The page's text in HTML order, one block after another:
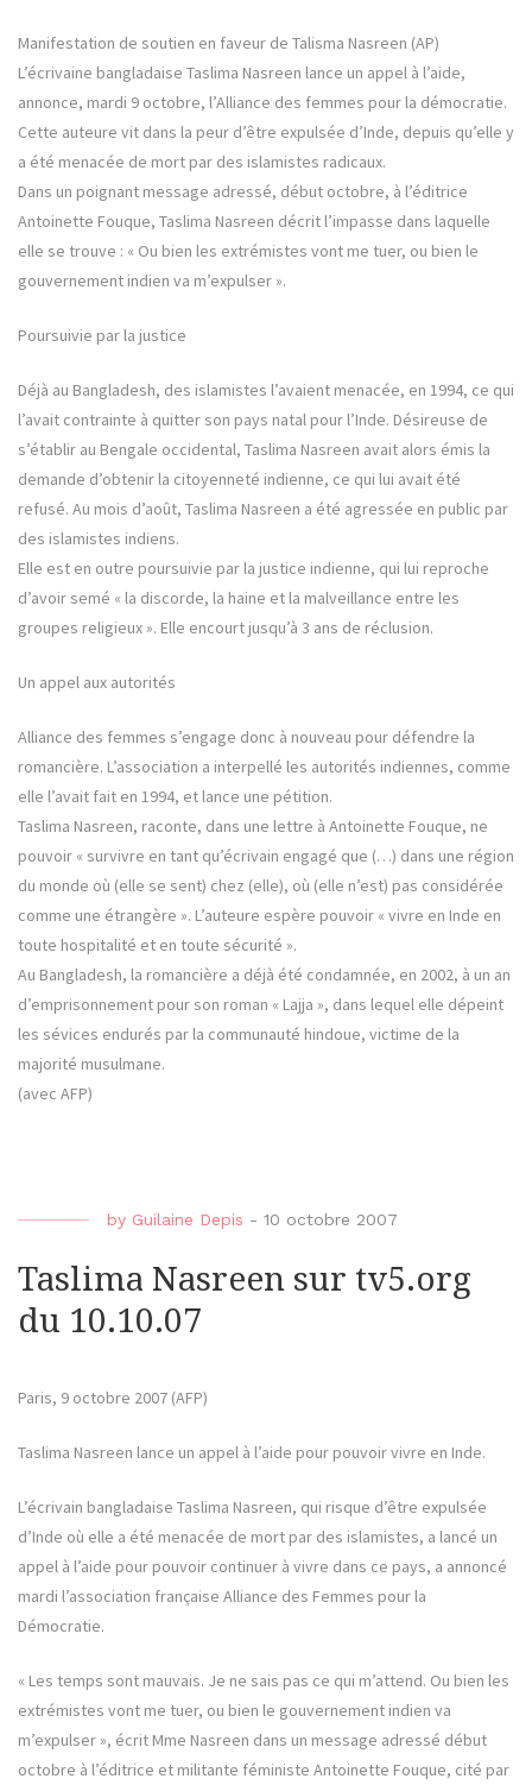
Manifestation de soutien en faveur de Talisma Nasreen (AP)
L’écrivaine bangladaise Taslima Nasreen lance un appel à l’aide,
annonce, mardi 9 octobre, l’Alliance des femmes pour la démocratie.
Cette auteure vit dans la peur d’être expulsée d’Inde, depuis qu’elle y
a été menacée de mort par des islamistes radicaux.
Dans un poignant message adressé, début octobre, à l’éditrice
Antoinette Fouque, Taslima Nasreen décrit l’impasse dans laquelle
elle se trouve : « Ou bien les extrémistes vont me tuer, ou bien le
gouvernement indien va m’expulser ».
Poursuivie par la justice
Déjà au Bangladesh, des islamistes l’avaient menacée, en 1994, ce qui
l’avait contrainte à quitter son pays natal pour l’Inde. Désireuse de
s’établir au Bengale occidental, Taslima Nasreen avait alors émis la
demande d’obtenir la citoyenneté indienne, ce qui lui avait été
refusé. Au mois d’août, Taslima Nasreen a été agressée en public par
des islamistes indiens.
Elle est en outre poursuivie par la justice indienne, qui lui reproche
d’avoir semé « la discorde, la haine et la malveillance entre les
groupes religieux ». Elle encourt jusqu’à 3 ans de réclusion.
Un appel aux autorités
Alliance des femmes s’engage donc à nouveau pour défendre la
romancière. L’association a interpellé les autorités indiennes, comme
elle l’avait fait en 1994, et lance une pétition.
Taslima Nasreen, raconte, dans une lettre à Antoinette Fouque, ne
pouvoir « survivre en tant qu’écrivain engagé que (…) dans une région
du monde où (elle se sent) chez (elle), où (elle n’est) pas considérée
comme une étrangère ». L’auteure espère pouvoir « vivre en Inde en
toute hospitalité et en toute sécurité ».
Au Bangladesh, la romancière a déjà été condamnée, en 2002, à un an
d’emprisonnement pour son roman « Lajja », dans lequel elle dépeint
les sévices endurés par la communauté hindoue, victime de la
majorité musulmane.
(avec AFP)
by Guilaine Depis - 10 octobre 2007
Taslima Nasreen sur tv5.org
du 10.10.07
Paris, 9 octobre 2007 (AFP)
Taslima Nasreen lance un appel à l’aide pour pouvoir vivre en Inde.
L’écrivain bangladaise Taslima Nasreen, qui risque d’être expulsée
d’Inde où elle a été menacée de mort par des islamistes, a lancé un
appel à l’aide pour pouvoir continuer à vivre dans ce pays, a annoncé
mardi l’association française Alliance des Femmes pour la
Démocratie.
« Les temps sont mauvais. Je ne sais pas ce qui m’attend. Ou bien les
extrémistes vont me tuer, ou bien le gouvernement indien va
m’expulser », écrit Mme Nasreen dans un message adressé début
octobre à l’éditrice et militante féministe Antoinette Fouque, cité par